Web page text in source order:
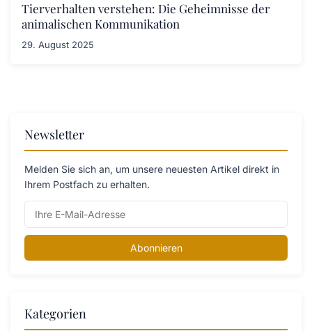
Tierverhalten verstehen: Die Geheimnisse der
animalischen Kommunikation
29. August 2025
Newsletter
Melden Sie sich an, um unsere neuesten Artikel direkt in
Ihrem Postfach zu erhalten.
Abonnieren
Kategorien